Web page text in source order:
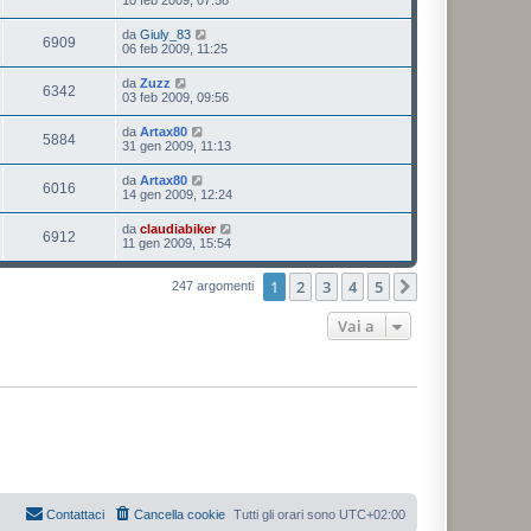
6909 da Giuly_83
06 feb 2009, 11:25
6342 da Zuzz
03 feb 2009, 09:56
5884 da Artax80
31 gen 2009, 11:13
6016 da Artax80
14 gen 2009, 12:24
6912 da claudiabiker
11 gen 2009, 15:54
247 argomenti 1 2 3 4 5
Vai a
Tutti gli orari sono UTC+02:00
Cancella cookie
Contattaci